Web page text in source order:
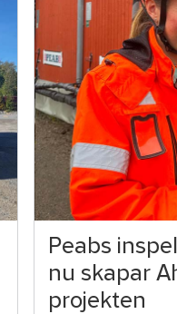
Peabs
nu skapar
projekten